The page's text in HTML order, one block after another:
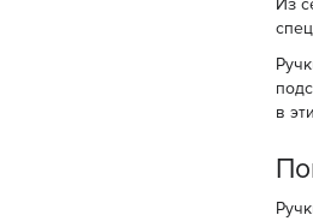
Из
в